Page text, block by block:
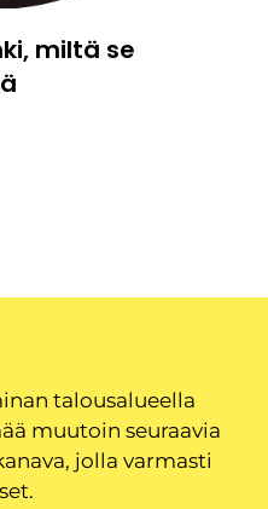
miltä se
talousalueella
muutoin seuraavia
jolla varmasti